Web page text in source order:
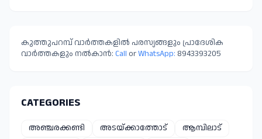
കുത്തുപറമ്പ് വാർത്തകളിൽ പരസ്യങ്ങളും പ്രാദേശിക
വാർത്തകളും നൽകാൻ: Call orWhatsApp: 8943393205
CATEGORIES
അഞ്ചരക്കണ്ടി അടയ്ക്കാത്തോട്
ആമ്പിലാട്